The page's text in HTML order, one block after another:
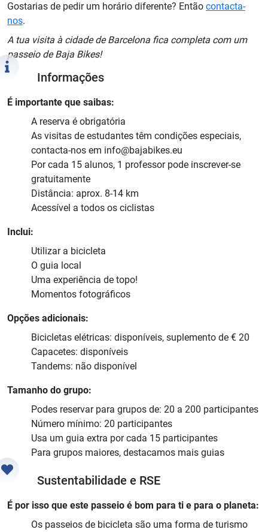
Gostarias de pedir um horário diferente? Então contacta-
nos.
A tua visita à cidade de Barcelona fica completa com um
passeio de Baja Bikes!
Informações
É importante que saibas:
A reserva é obrigatória
As visitas de estudantes têm condições especiais,
contacta-nos em info@bajabikes.eu
Por cada 15 alunos, 1 professor pode inscrever-se
gratuitamente
Distância: aprox. 8-14 km
Acessível a todos os ciclistas
Inclui:
Utilizar a bicicleta
O guia local
Uma experiência de topo!
Momentos fotográficos
Opções adicionais:
Bicicletas elétricas: disponíveis, suplemento de € 20
Capacetes: disponíveis
Tandems: não disponível
Tamanho do grupo:
Podes reservar para grupos de: 20 a 200 participantes
Número mínimo: 20 participantes
Usa um guia extra por cada 15 participantes
Para grupos maiores, destacamos mais guias
Sustentabilidade e RSE
É por isso que este passeio é bom para ti e para o planeta:
Os passeios de bicicleta são uma forma de turismo